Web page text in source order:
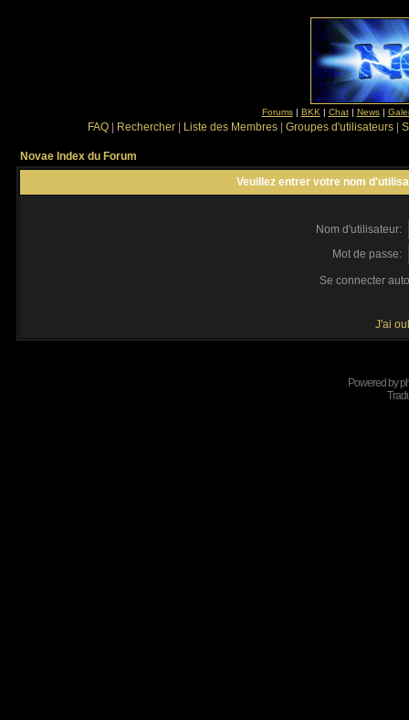
Forums| BKK | Chat| News|
FAQ Rechercher Liste des Membres Groupes d'utilisateurs
Novae Index du Forum
Veuillez entrer votre nom
Nom d'utilisateur:
Mot de passe:
Se connecter
J'ai
Powered by